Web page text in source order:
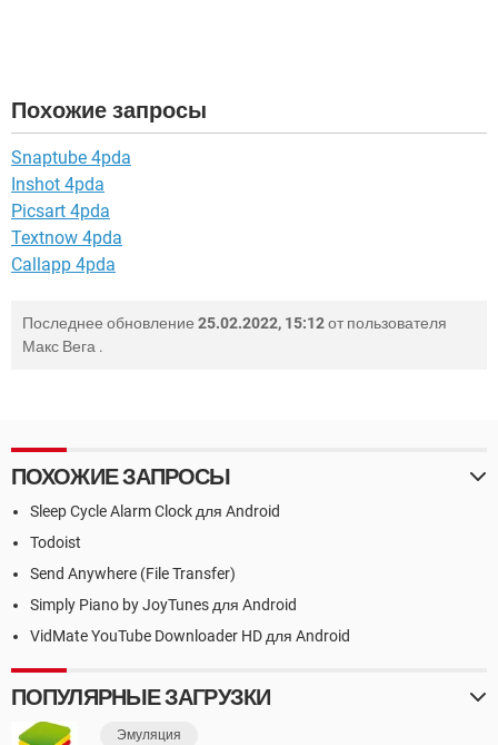
Похожие запросы
Snaptube 4pda
Inshot 4pda
Picsart 4pda
Textnow 4pda
Callapp 4pda
Последнее обновление 25.02.2022, 15:12от пользователя
Макс Вега .
ПОХОЖИЕ ЗАПРОСЫ
Sleep Cycle Alarm Clock для Android
Todoist
Send Anywhere (File Transfer)
Simply Piano by JoyTunes для Android
VidMate YouTube Downloader HD для Android
ПОПУЛЯРНЫЕ ЗАГРУЗКИ
Эмуляция